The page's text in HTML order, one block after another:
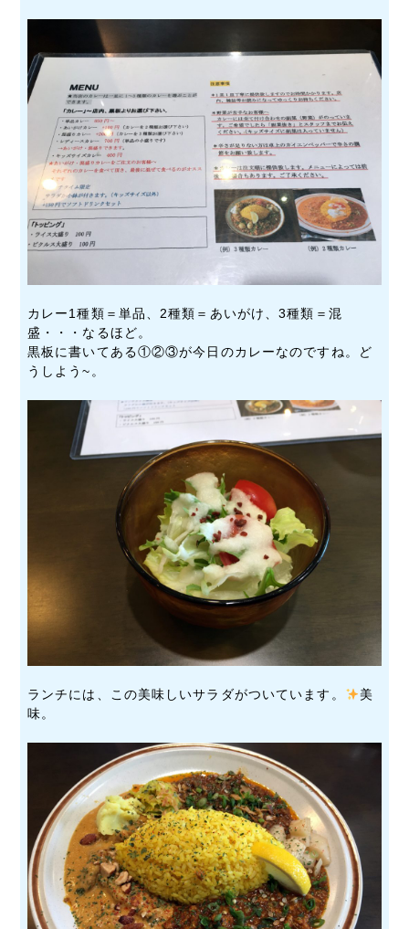
カレー1種類＝単品、2種類＝あいがけ、3種類＝混
盛・・・なるほど。
黒板に書いてある①②③が今日のカレーなのですね。ど
うしよう~。
ランチには、この美味しいサラダがついています。
美
味。